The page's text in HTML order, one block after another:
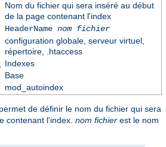
Nom du fichier qui sera inséré au début
de la page contenant l'index
HeaderName nom fichier
configuration globale, serveur virtuel,
répertoire, .htaccess
Indexes
Base
mod_autoindex
permet de définir le nom du fichier qui sera
contenant l'index. nom fichier est le nom